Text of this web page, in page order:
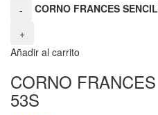
-
CORNO FRANCES
+
Añadir al carrito
CORNO
53S